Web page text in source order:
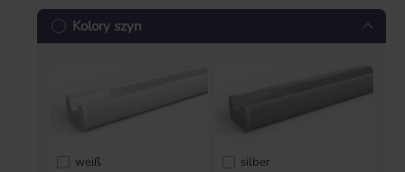
Kolory szyn
weiß silber